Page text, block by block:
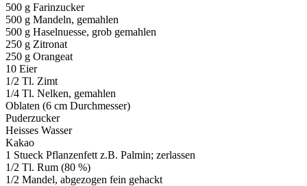
500 g Farinzucker
500 g Mandeln, gemahlen
500 g Haselnuesse, grob gemahlen
250 g Zitronat
250 g Orangeat
10 Eier
1/2 Tl. Zimt
1/4 Tl. Nelken, gemahlen
Oblaten (6 cm Durchmesser)
Puderzucker
Heisses Wasser
Kakao
1 Stueck Pflanzenfett z.B. Palmin; zerlassen
1/2 Tl. Rum (80 %)
1/2 Mandel, abgezogen fein gehackt